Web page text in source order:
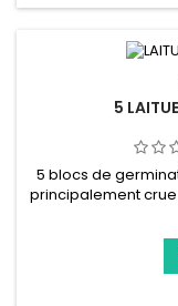
5
5 blocs de
principalement
pouvez aussi la
santé c’est un
saine et
(potassium,